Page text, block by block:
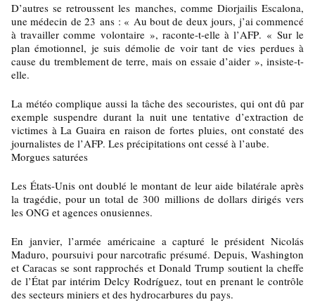
D’autres se retroussent les manches, comme Diorjailis Escalona,
une médecin de 23 ans : « Au bout de deux jours, j’ai commencé
à travailler comme volontaire », raconte-t-elle à l’AFP. « Sur le
plan émotionnel, je suis démolie de voir tant de vies perdues à
cause du tremblement de terre, mais on essaie d’aider », insiste-t-
elle.
La météo complique aussi la tâche des secouristes, qui ont dû par
exemple suspendre durant la nuit une tentative d’extraction de
victimes à La Guaira en raison de fortes pluies, ont constaté des
journalistes de l’AFP. Les précipitations ont cessé à l’aube.
Morgues saturées
Les États-Unis ont doublé le montant de leur aide bilatérale après
la tragédie, pour un total de 300 millions de dollars dirigés vers
les ONG et agences onusiennes.
En janvier, l’armée américaine a capturé le président Nicolás
Maduro, poursuivi pour narcotrafic présumé. Depuis, Washington
et Caracas se sont rapprochés et Donald Trump soutient la cheffe
de l’État par intérim Delcy Rodríguez, tout en prenant le contrôle
des secteurs miniers et des hydrocarbures du pays.